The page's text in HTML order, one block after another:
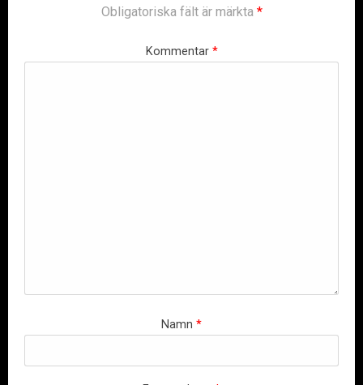
Obligatoriska fält är märkta *
Kommentar *
Namn *